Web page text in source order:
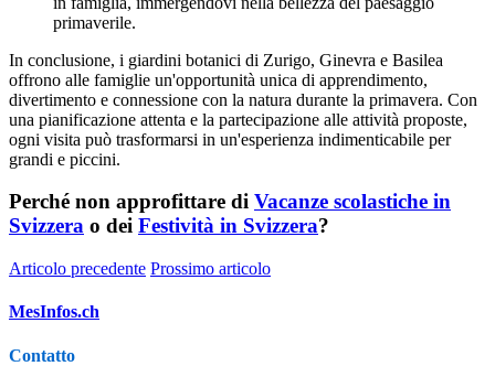
primaverile.
In conclusione, i giardini botanici di Zurigo, Ginevra e Basilea
offrono alle famiglie un'opportunità unica di apprendimento,
divertimento e connessione con la natura durante la primavera. Con
una pianificazione attenta e la partecipazione alle attività proposte,
ogni visita può trasformarsi in un'esperienza indimenticabile per
grandi e piccini.
Perché non approfittare di Vacanze scolastiche in
Svizzera o dei Festività in Svizzera?
Articolo precedente Prossimo articolo
MesInfos.ch
Contatto